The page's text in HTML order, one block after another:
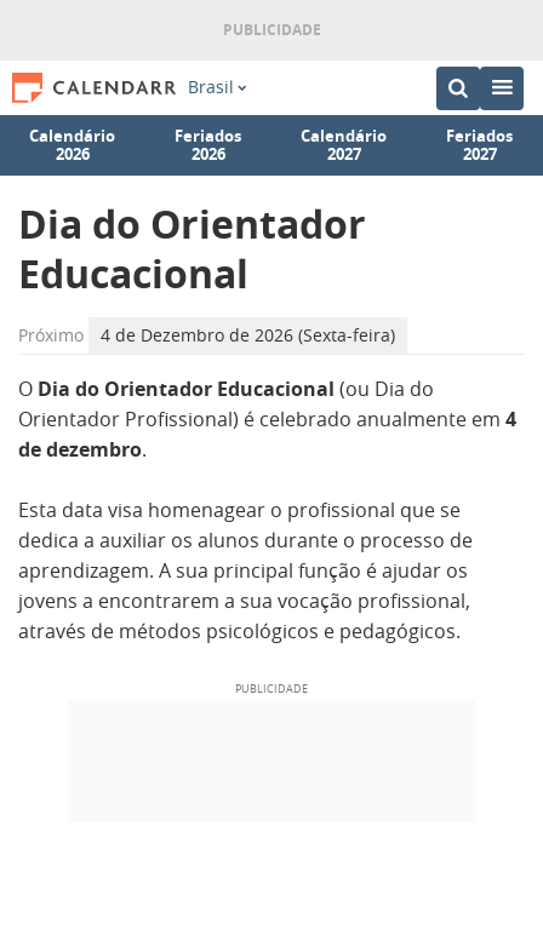
Brasil
Calendário
2026
Feriados
2026
Calendário
2027
Feriados
2027
Dia do Orientador
Educacional
Próximo 4 de Dezembro de 2026 (Sexta-feira)
O Dia do Orientador Educacional (ou Dia do
Orientador Profissional) é celebrado anualmente em 4
de dezembro.
Esta data visa homenagear o profissional que se
dedica a auxiliar os alunos durante o processo de
aprendizagem. A sua principal função é ajudar os
jovens a encontrarem a sua vocação profissional,
através de métodos psicológicos e pedagógicos.